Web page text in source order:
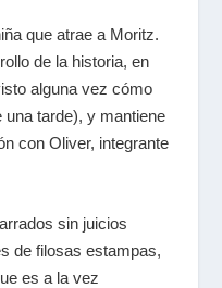
que atrae a Moritz.
de la historia, en
alguna vez cómo
una tarde), y mantiene
con Oliver, integrante
sin juicios
de filosas estampas,
es a la vez